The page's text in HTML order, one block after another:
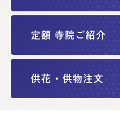
定額 寺院ご紹介
供花・供物注文